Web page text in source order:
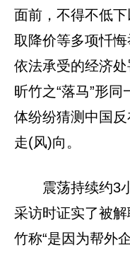
面前，不得不低
取降价等多项忏
依法承受的经济
昕竹之“落马”形
体纷纷猜测中国
走(风)向。
震荡持续约3
采访时证实了被
竹称“是因为帮外